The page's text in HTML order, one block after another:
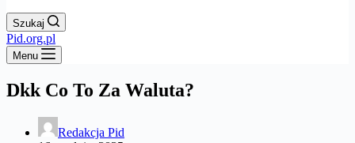
Szukaj
Pid.org.pl
Menu
Dkk Co To Za Waluta?
Redakcja Pid